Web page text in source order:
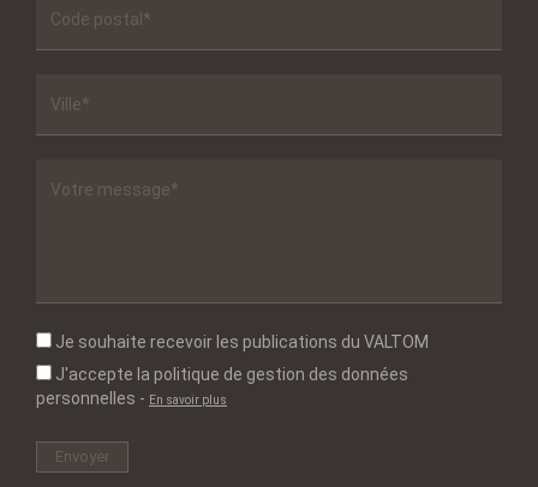
Je souhaite recevoir les publications du VALTOM
J'accepte la politique de gestion des données
personnelles - En savoir plus